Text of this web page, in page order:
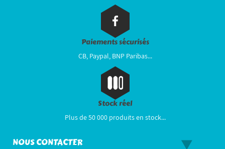
Paiements sécurisés
CB, Paypal, BNP Paribas...
Stock réel
Plus de 50 000 produits en stock...
NOUS CONTACTER